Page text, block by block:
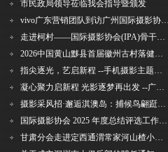
市民政局领导莅临我会指导暨颁发
vivo广东营销团队到访广州国际摄影协会 共商合作事宜
走进柯村——国际摄影协会(IPA)骨干采风安徽行之6
2026中国黄山黟县首届徽州古村落健康跑圆满举行
指尖逐光，艺启新程 --手机摄影主题讲座在市老年干部大学圆满落幕
凝心聚力启新程 光影逐梦再出发 --广州国际摄影协会2026年首次会长秘书长会议召开
摄影采风招·邂逅淇澳岛：捕候鸟翩跹，寻古村烟火，追海上霞光
国际摄影协会 2025 年度总结评选工作的通知
甘肃分会走进定西通渭常家河山楂小镇旅游景区开展"红果满枝迎丰岁·山楂小镇庆佳节"为主